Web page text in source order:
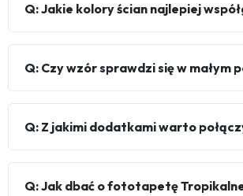
Q: Jakie kolory ścian najlepiej
Q: Czy wzór sprawdzi się w małym
Q: Z jakimi dodatkami warto
Q: Jak dbać o fototapetę